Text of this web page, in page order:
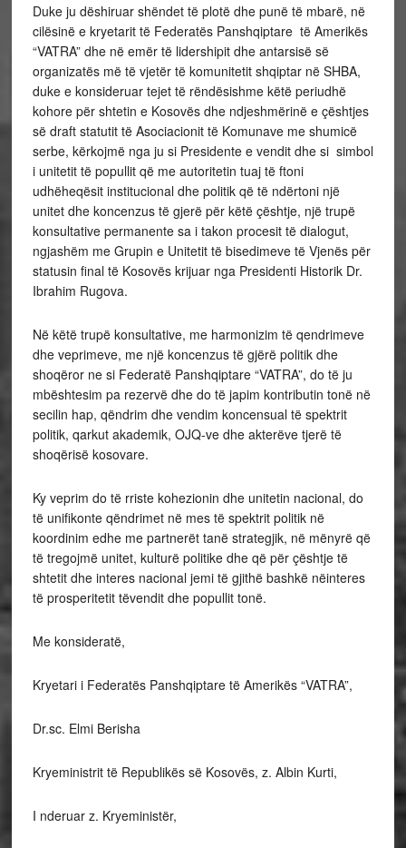
Duke ju dëshiruar shëndet të plotë dhe punë të mbarë, në
cilësinë e kryetarit të Federatës Panshqiptare të Amerikës
“VATRA” dhe në emër të lidershipit dhe antarsisë së
organizatës më të vjetër të komunitetit shqiptar në SHBA,
duke e konsideruar tejet të rëndësishme këtë periudhë
kohore për shtetin e Kosovës dhe ndjeshmërinë e çështjes
së draft statutit të Asociacionit të Komunave me shumicë
serbe, kërkojmë nga ju si Presidente e vendit dhe si simbol
i unitetit të popullit që me autoritetin tuaj të ftoni
udhëheqësit institucional dhe politik që të ndërtoni një
unitet dhe koncenzus të gjerë për këtë çështje, një trupë
konsultative permanente sa i takon procesit të dialogut,
ngjashëm me Grupin e Unitetit të bisedimeve të Vjenës për
statusin final të Kosovës krijuar nga Presidenti Historik Dr.
Ibrahim Rugova.
Në këtë trupë konsultative, me harmonizim të qendrimeve
dhe veprimeve, me një koncenzus të gjërë politik dhe
shoqëror ne si Federatë Panshqiptare “VATRA”, do të ju
mbështesim pa rezervë dhe do të japim kontributin tonë në
secilin hap, qëndrim dhe vendim koncensual të spektrit
politik, qarkut akademik, OJQ-ve dhe akterëve tjerë të
shoqërisë kosovare.
Ky veprim do të rriste kohezionin dhe unitetin nacional, do
të unifikonte qëndrimet në mes të spektrit politik në
koordinim edhe me partnerët tanë strategjik, në mënyrë që
të tregojmë unitet, kulturë politike dhe që për çështje të
shtetit dhe interes nacional jemi të gjithë bashkë nëinteres
të prosperitetit tëvendit dhe popullit tonë.
Me konsideratë,
Kryetari iFederatës Panshqiptare të Amerikës “VATRA”,
Dr.sc. Elmi Berisha
Kryeministrit të Republikës së Kosovës, z. Albin Kurti,
I nderuar z. Kryeministër,